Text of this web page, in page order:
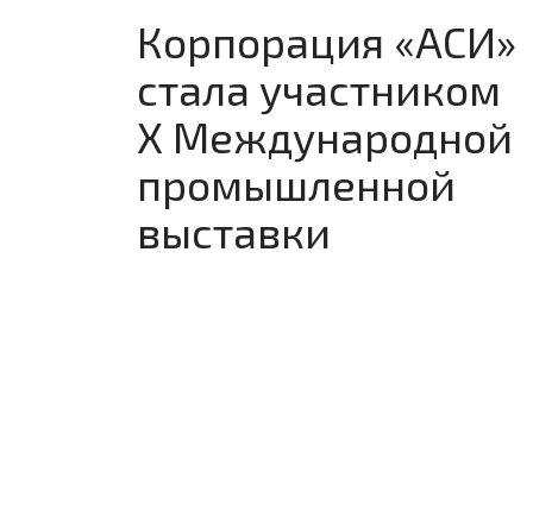
Корпорация «АСИ»
стала участником
X Международной
промышленной
выставки